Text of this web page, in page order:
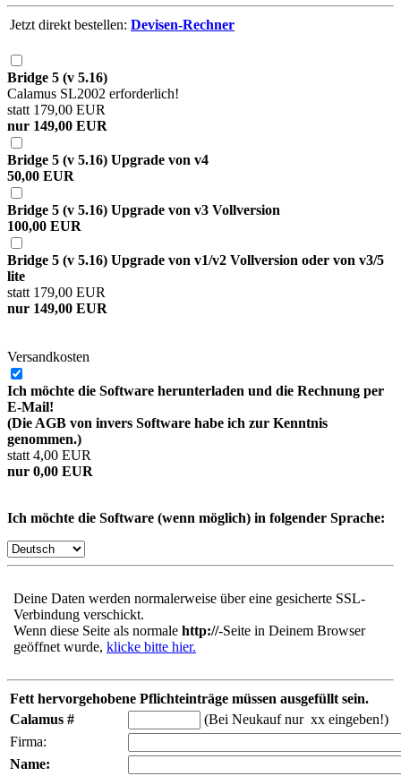
Jetzt direkt bestellen: Devisen-Rechner
Bridge 5 (v 5.16)
Calamus SL2002 erforderlich!
statt 179,00 EUR
nur 149,00 EUR
Bridge 5 (v 5.16) Upgrade von v4
50,00 EUR
Bridge 5 (v 5.16) Upgrade von v3 Vollversion
100,00 EUR
Bridge 5 (v 5.16) Upgrade von v1/v2 Vollversion oder von v3/5
lite
statt 179,00 EUR
nur 149,00 EUR
Versandkosten
Ich möchte die Software herunterladen und die Rechnung per
E-Mail!
(Die AGB von invers Software habe ich zur Kenntnis
genommen.)
statt 4,00 EUR
nur 0,00 EUR
Ich möchte die Software (wenn möglich) in folgender Sprache:
Deine Daten werden normalerweise über eine gesicherte SSL-
Verbindung verschickt.
Wenn diese Seite als normale http://-Seite in Deinem Browser
geöffnet wurde, klicke bitte hier.
Fett hervorgehobene Pflichteinträge müssen ausgefüllt sein.
Calamus #
(Bei Neukauf nur xx eingeben!)
Firma:
Name: